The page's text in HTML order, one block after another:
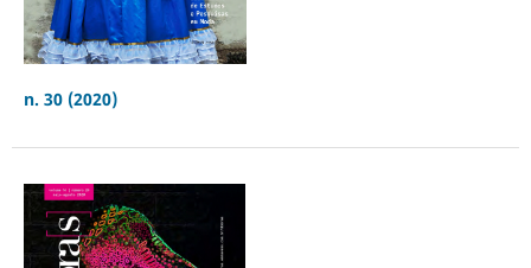
n. 30 (2020)